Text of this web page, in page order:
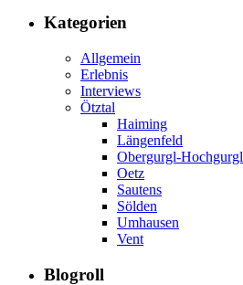
Kategorien
Allgemein
Erlebnis
Interviews
Ötztal
Haiming
Längenfeld
Obergurgl-Hochgurgl
Oetz
Sautens
Sölden
Umhausen
Vent
Blogroll